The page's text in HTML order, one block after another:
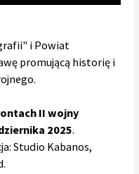
i Powiat
promującą historię i
II wojny
2025.
Studio Kabanos,